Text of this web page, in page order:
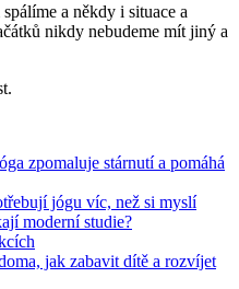
a někdy i situace a
nikdy nebudeme mít jiný a
zpomaluje stárnutí a pomáhá
jógu víc, než si myslí
moderní studie?
jak zabavit dítě a rozvíjet